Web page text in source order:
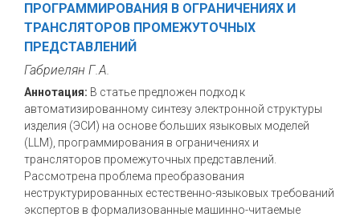
ПРОГРАММИРОВАНИЯ В ОГРАНИЧЕНИЯХ И
ТРАНСЛЯТОРОВ ПРОМЕЖУТОЧНЫХ
ПРЕДСТАВЛЕНИЙ
Габриелян Г.А.
Аннотация: В статье предложен подход к
автоматизированному синтезу электронной структуры
изделия (ЭСИ) на основе больших языковых моделей
(LLM), программирования в ограничениях и
трансляторов промежуточных представлений.
Рассмотрена проблема преобразования
неструктурированных естественно-языковых требований
экспертов в формализованные машинно-читаемые